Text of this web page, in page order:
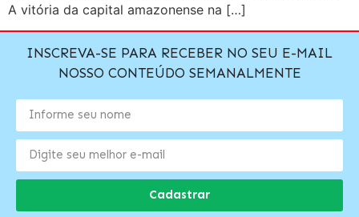
A vitória da capital amazonense na […]
INSCREVA-SE PARA RECEBER NO SEU E-MAIL
NOSSO CONTEÚDO SEMANALMENTE
Cadastrar